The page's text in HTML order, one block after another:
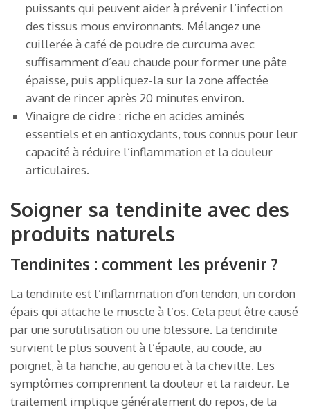
puissants qui peuvent aider à prévenir l’infection
des tissus mous environnants. Mélangez une
cuillerée à café de poudre de curcuma avec
suffisamment d’eau chaude pour former une pâte
épaisse, puis appliquez-la sur la zone affectée
avant de rincer après 20 minutes environ.
Vinaigre de cidre : riche en acides aminés
essentiels et en antioxydants, tous connus pour leur
capacité à réduire l’inflammation et la douleur
articulaires.
Soigner sa tendinite avec des
produits naturels
Tendinites : comment les prévenir ?
La tendinite est l’inflammation d’un tendon, un cordon
épais qui attache le muscle à l’os. Cela peut être causé
par une surutilisation ou une blessure. La tendinite
survient le plus souvent à l’épaule, au coude, au
poignet, à la hanche, au genou et à la cheville. Les
symptômes comprennent la douleur et la raideur. Le
traitement implique généralement du repos, de la